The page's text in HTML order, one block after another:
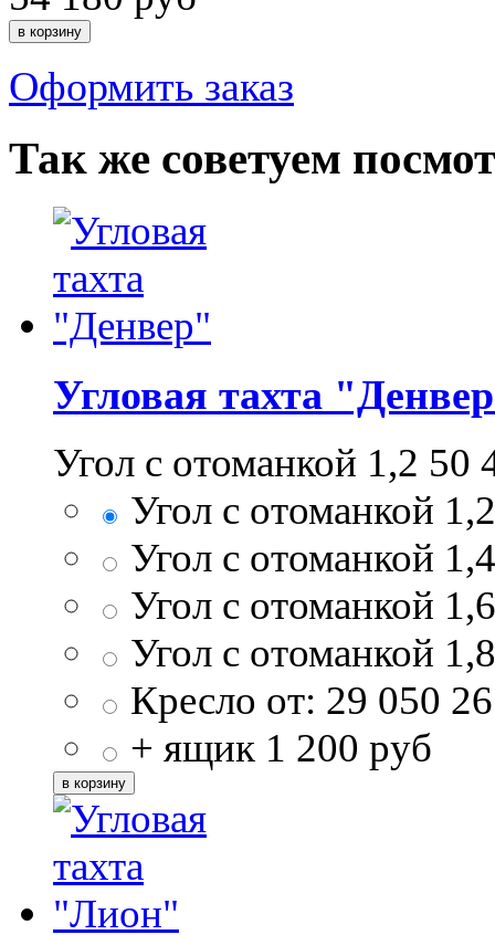
Оформить заказ
Так же советуем
Угловая тахта
Угол с отоманкой 1,2 50
Угол с отоманкой 1,2
Угол с отоманкой 1,4
Угол с отоманкой 1,6
Угол с отоманкой 1,8
Кресло от: 29 050
+ ящик 1 200 руб